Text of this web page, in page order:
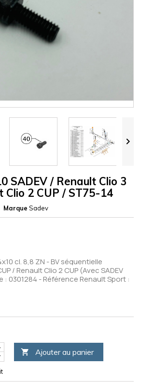

SADEV / Renault Clio 3
Clio 2 CUP / ST75-14
Marque Sadev
cl. 8,8 ZN - BV séquentielle
/ Renault Clio 2 CUP (Avec SADEV
: 0301284 - Référence Renault Sport :
 Ajouter au panier